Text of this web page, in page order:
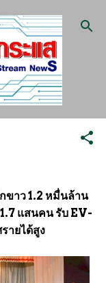
ขาว 1.2 หมื่นล้าน
แสนคน รับ EV-
ายได้สูง